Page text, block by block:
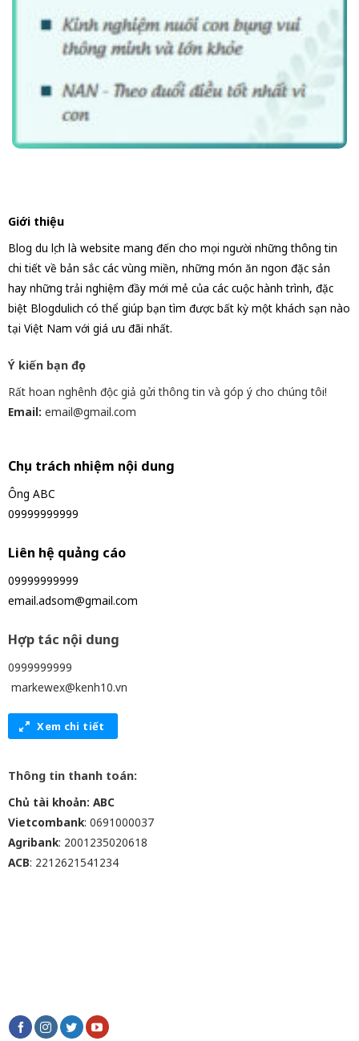
Giới thiệu
Blog du lịch là website mang đến cho mọi người những thông tin
chi tiết về bản sắc các vùng miền, những món ăn ngon đặc sản
hay những trải nghiệm đầy mới mẻ của các cuộc hành trình, đặc
biệt Blogdulich có thể giúp bạn tìm được bất kỳ một khách sạn nào
tại Việt Nam với giá ưu đãi nhất.
Ý kiến bạn đọc
Rất hoan nghênh độc giả gửi thông tin và góp ý cho chúng tôi!
Email: email@gmail.com
Chịu trách nhiệm nội dung
Ông ABC
09999999999
Liên hệ quảng cáo
09999999999
email.adsom@gmail.com
Hợp tác nội dung
0999999999
markewex@kenh10.vn
Xem chi tiết
Thông tin thanh toán:
Chủ tài khoản: ABC
Vietcombank: 0691000037
Agribank: 2001235020618
ACB: 2212621541234